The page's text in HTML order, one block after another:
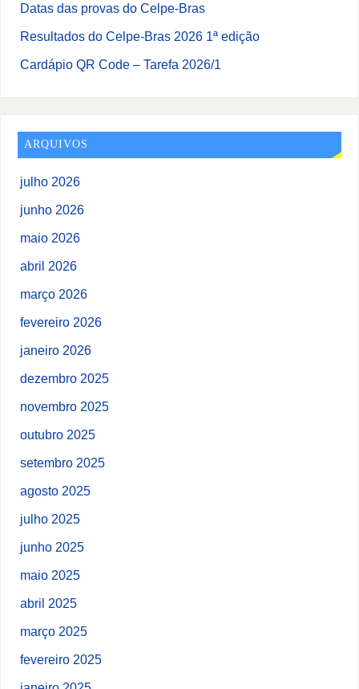
Datas das provas do Celpe-Bras
Resultados do Celpe-Bras 2026 1ª edição
Cardápio QR Code – Tarefa 2026/1
ARQUIVOS
julho 2026
junho 2026
maio 2026
abril 2026
março 2026
fevereiro 2026
janeiro 2026
dezembro 2025
novembro 2025
outubro 2025
setembro 2025
agosto 2025
julho 2025
junho 2025
maio 2025
abril 2025
março 2025
fevereiro 2025